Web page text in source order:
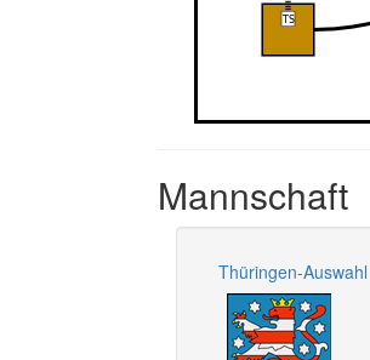
Mannschaft
Thüringen-Auswahl